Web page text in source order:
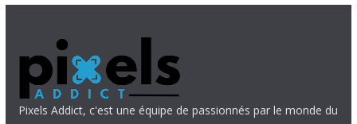
Pixels Addict, c'est une équipe de passionnés par le monde du